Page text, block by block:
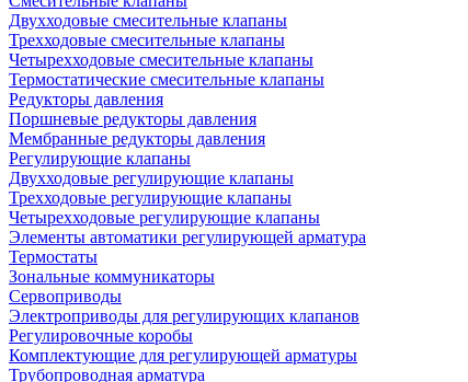
Двухходовые смесительные клапаны
Трехходовые смесительные клапаны
Четырехходовые смесительные клапаны
Термостатические смесительные клапаны
Редукторы давления
Поршневые редукторы давления
Мембранные редукторы давления
Регулирующие клапаны
Двухходовые регулирующие клапаны
Трехходовые регулирующие клапаны
Четырехходовые регулирующие клапаны
Элементы автоматики регулирующей арматура
Термостаты
Зональные коммуникаторы
Сервоприводы
Электроприводы для регулирующих клапанов
Регулировочные коробы
Комплектующие для регулирующей арматуры
Трубопроводная арматура